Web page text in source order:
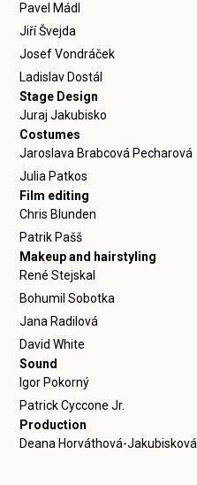
Pavel Mádl
Jiří Švejda
Josef Vondráček
Ladislav Dostál
Stage Design
Juraj Jakubisko
Costumes
Jaroslava Brabcová Pecharová
Julia Patkos
Film editing
Chris Blunden
Patrik Pašš
Makeup and hairstyling
René Stejskal
Bohumil Sobotka
Jana Radilová
David White
Sound
Igor Pokorný
Patrick Cyccone Jr.
Production
Deana Horváthová-Jakubisková